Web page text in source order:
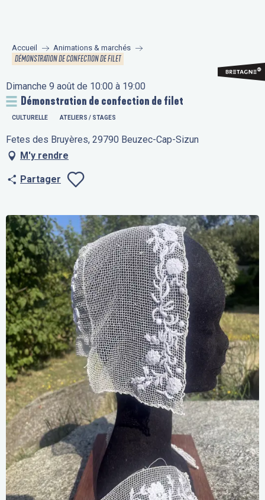
principal
Accueil Animations & marchés
DÉMONSTRATION DE CONFECTION DE FILET
Dimanche 9 août de 10:00 à 19:00
Démonstration de confection de filet
CULTURELLE ATELIERS / STAGES
Fetes des Bruyères, 29790 Beuzec-Cap-Sizun
M'y rendre
Partager